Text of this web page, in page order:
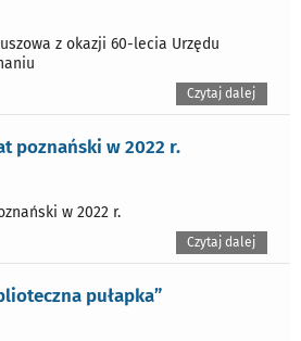
z okazji 60-lecia Urzędu
Czytaj dalej
poznański w 2022 r.
w 2022 r.
Czytaj dalej
pułapka”